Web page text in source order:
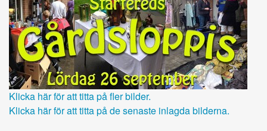
Klicka här för att titta på fler bilder.
Klicka här för att titta på de senaste inlagda bilderna.